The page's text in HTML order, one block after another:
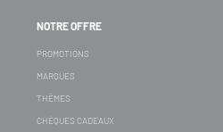
NOTRE OFFRE
PROMOTIONS
MARQUES
THÈMES
CHÈQUES CADEAUX